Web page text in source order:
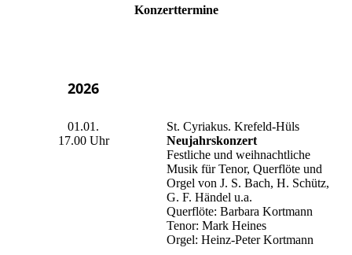
Konzerttermine
2026
01.01.
17.00 Uhr
St. Cyriakus. Krefeld-Hüls
Neujahrskonzert
Festliche und weihnachtliche
Musik für Tenor, Querflöte und
Orgel von J. S. Bach, H. Schütz,
G. F. Händel u.a.
Querflöte: Barbara Kortmann
Tenor: Mark Heines
Orgel: Heinz-Peter Kortmann